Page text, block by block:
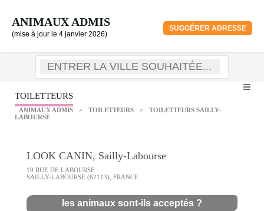
ANIMAUX ADMIS
(mise à jour le 4 janvier 2026)
SUGGÉRER ADRESSE
TOILETTEURS
ANIMAUX ADMIS > TOILETTEURS >
TOILETTEURS SAILLY-
LABOURSE
LOOK CANIN, Sailly-Labourse
19 RUE DE LABOURSE
SAILLY-LABOURSE (62113), FRANCE
les animaux sont-ils acceptés ?